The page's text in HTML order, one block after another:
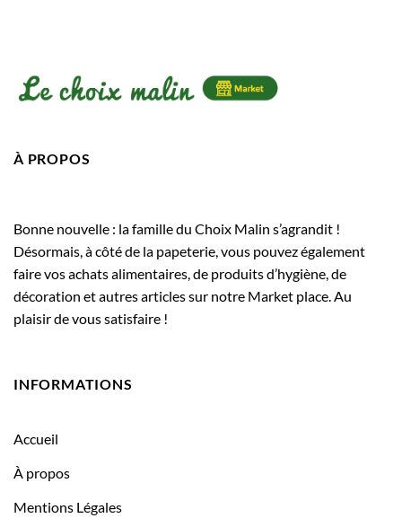
À PROPOS
Bonne nouvelle : la famille du Choix Malin s’agrandit !
Désormais, à côté de la papeterie, vous pouvez également
faire vos achats alimentaires, de produits d’hygiène, de
décoration et autres articles sur notre Market place. Au
plaisir de vous satisfaire !
INFORMATIONS
Accueil
À propos
Mentions Légales